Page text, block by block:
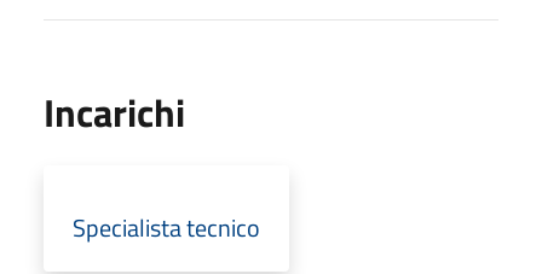
Incarichi
Specialista tecnico